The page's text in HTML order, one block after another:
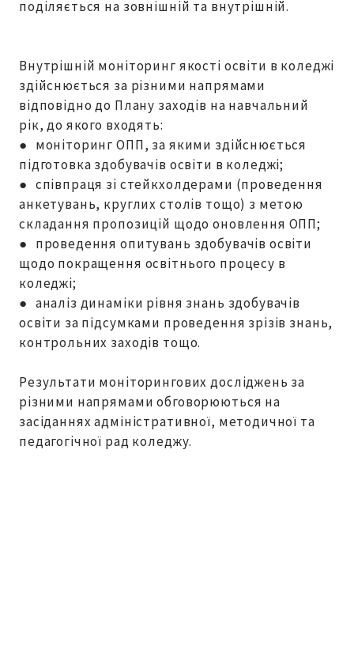
поділяється на зовнішній та внутрішній.
Внутрішній моніторинг якості освіти в коледжі
здійснюється за різними напрямами
відповідно до Плану заходів на навчальний
рік, до якого входять:
● моніторинг ОПП, за якими здійснюється
підготовка здобувачів освіти в коледжі;
● співпраця зі стейкхолдерами (проведення
анкетувань, круглих столів тощо) з метою
складання пропозицій щодо оновлення ОПП;
● проведення опитувань здобувачів освіти
щодо покращення освітнього процесу в
коледжі;
● аналіз динаміки рівня знань здобувачів
освіти за підсумками проведення зрізів знань,
контрольних заходів тощо.
Результати моніторингових досліджень за
різними напрямами обговорюються на
засіданнях адміністративної, методичної та
педагогічної рад коледжу.